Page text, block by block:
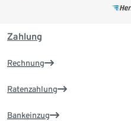
Zahlung
Rechnung
Ratenzahlung
Bankeinzug